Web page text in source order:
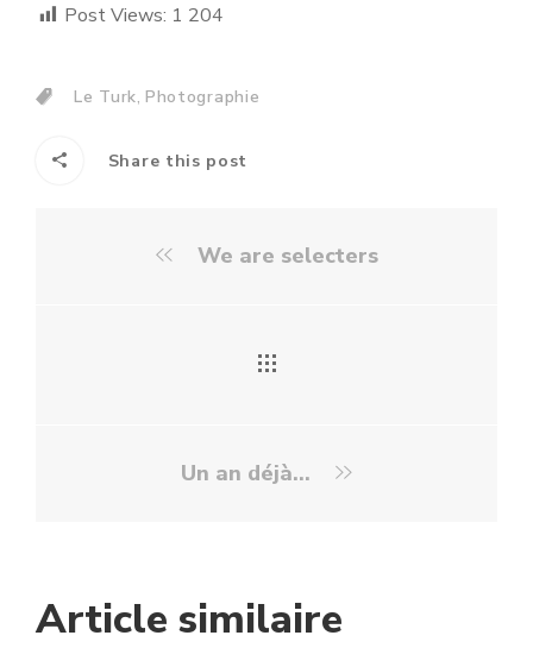
Post Views: 1 204
Le Turk, Photographie
Share this post
We are selecters
Un an déjà...
Article similaire